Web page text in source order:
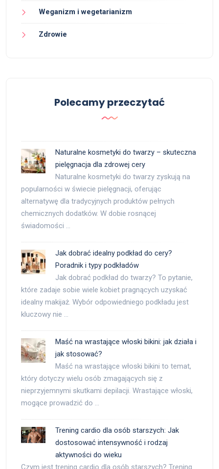
Weganizm i wegetarianizm
Zdrowie
Polecamy przeczytać
Naturalne kosmetyki do twarzy – skuteczna
pielęgnacja dla zdrowej cery
Naturalne kosmetyki do twarzy zyskują na
popularności w świecie pielęgnacji, oferując
alternatywę dla tradycyjnych produktów pełnych
chemicznych dodatków. W dobie rosnącej
świadomości …
Jak dobrać idealny podkład do cery?
Poradnik i typy podkładów
Jak dobrać podkład do twarzy? To pytanie,
które zadaje sobie wiele kobiet pragnących uzyskać
idealny makijaż. Wybór odpowiedniego podkładu jest
kluczowy nie …
Maść na wrastające włoski bikini: jak działa i
jak stosować?
Maść na wrastające włoski bikini to temat,
który dotyczy wielu osób zmagających się z
nieprzyjemnymi skutkami depilacji. Wrastające włoski,
mogące prowadzić do …
Trening cardio dla osób starszych: Jak
dostosować intensywność i rodzaj
aktywności do wieku
Czym jest trening cardio dla osób starszych? Trening